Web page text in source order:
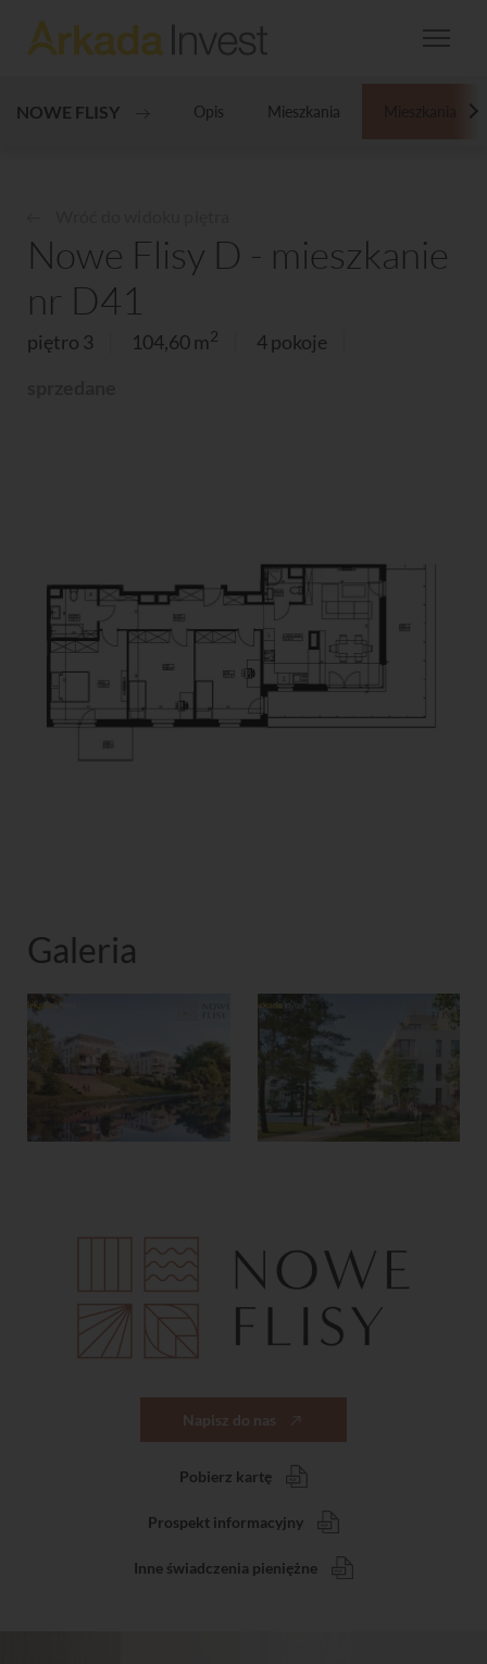
NOWE FLISY Opis Mieszkania
Nowe Flisy D - mieszkanie
nr D41
piętro 3 104,60 m2
4 pokoje
Galeria
Napisz do nas
Pobierz kartę
Prospekt informacyjny
Inne świadczenia pieniężne